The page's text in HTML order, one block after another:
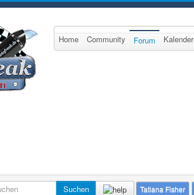
Home Community Forum Kalender
Suchen Tatiana Fisher